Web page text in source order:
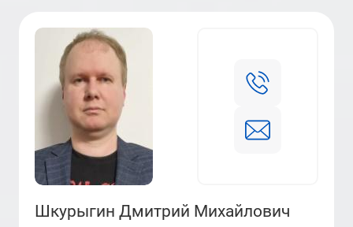
Шкурыгин Дмитрий Михайлович